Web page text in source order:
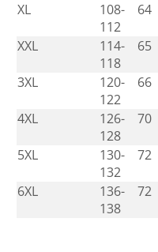
XL
108-
112
64
XXL
114-
118
65
3XL
120-
122
66
4XL
126-
128
70
5XL
130-
132
72
6XL
136-
138
72